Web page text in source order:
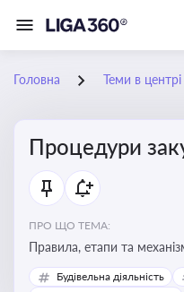
Головна Теми в центрі
Процедури
ПРО ЩО ТЕМА:
Правила, етапи та
проведення закупівель
Будівельна діяльність